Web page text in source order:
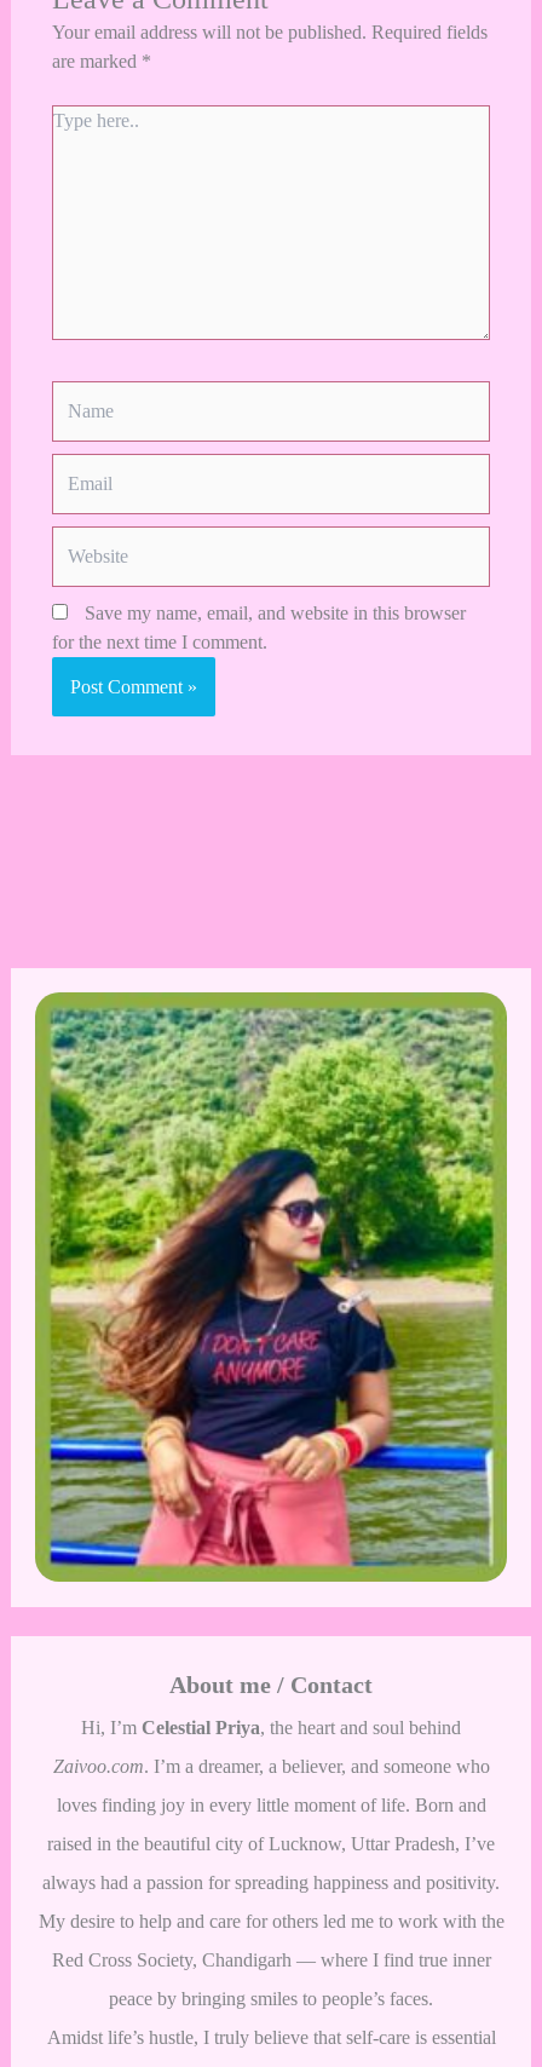
Your email address will not be published. Required fields
are marked *
Type
Save my name, email, and website in this browser
for the next time I comment.
About me / Contact
Hi, I’m Celestial Priya, the heart and soul behind
Zaivoo.com. I’m a dreamer, a believer, and someone who
loves finding joy in every little moment of life. Born and
raised in the beautiful city of Lucknow, Uttar Pradesh, I’ve
always had a passion for spreading happiness and positivity.
My desire to help and care for others led me to work with the
Red Cross Society, Chandigarh — where I find true inner
peace by bringing smiles to people’s faces.
Amidst life’s hustle, I truly believe that self-care is essential